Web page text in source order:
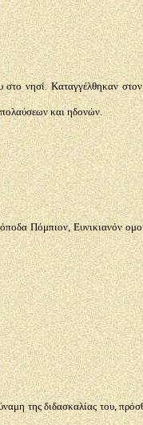
νησί. Καταγγέλθηκαν
και ηδονών.
Πόμπιον, Ευνικιανόν
της διδασκαλίας του,